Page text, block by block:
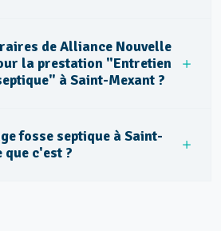
de Alliance Nouvelle
la prestation "Entretien
à Saint-Mexant ?
fosse septique à Saint-
que c'est ?